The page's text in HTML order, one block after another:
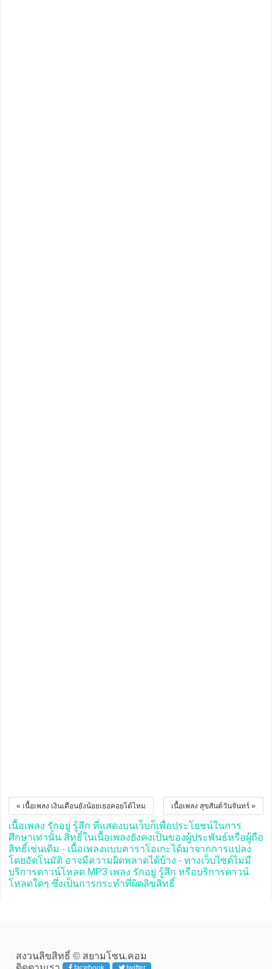
เนื้อเพลง สุขสันต์วันจันทร์ »
« เนื้อเพลง เงินเดือนยังน้อยเธอคอยได้ไหม
เนื้อเพลง รักอยู่ รู้สึก ที่แสดงบนเว็บก็เพื่อประโยชน์ในการ
ศึกษาเท่านั้น สิทธิ์ในเนื้อเพลงยังคงเป็นของผู้ประพันธ์หรือผู้ถือ
สิทธิ์เช่นเดิม - เนื้อเพลงแบบคาราโอเกะได้มาจากการแปลง
โดยอัตโนมัติ อาจมีความผิดพลาดได้บ้าง - ทางเว็บไซต์ไม่มี
บริการดาวน์โหลด MP3 เพลง รักอยู่ รู้สึก หรือบริการดาวน์
โหลดใดๆ ซึ่งเป็นการกระทำที่ผิดลิขสิทธิ์
สงวนลิขสิทธิ์ © สยามโซน.คอม